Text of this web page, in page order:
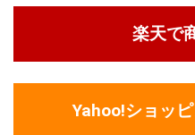
楽天で
Yahoo!ショッ